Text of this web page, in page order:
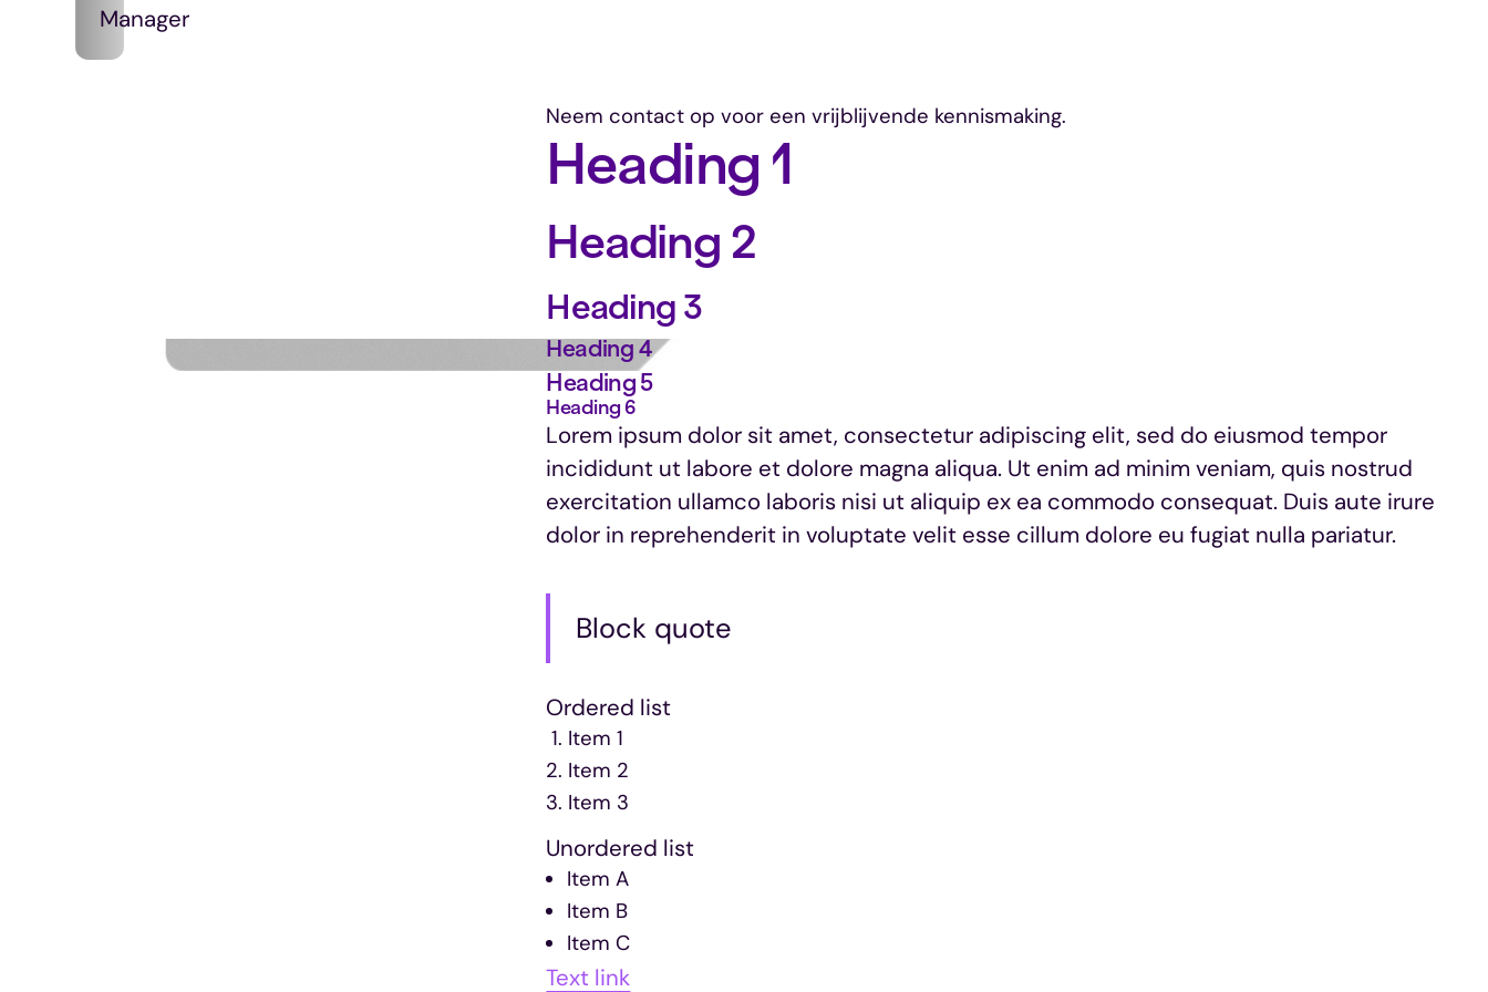
Manager
Neem contact op voor een vrijblijvende kennismaking.
Heading 1
Heading 2
Heading 3
Heading 4
Heading 5
Heading 6
Lorem ipsum dolor sit amet, consectetur adipiscing elit, sed do eiusmod tempor
incididunt ut labore et dolore magna aliqua. Ut enim ad minim veniam, quis nostrud
exercitation ullamco laboris nisi ut aliquip ex ea commodo consequat. Duis aute irure
dolor in reprehenderit in voluptate velit esse cillum dolore eu fugiat nulla pariatur.
Block quote
Ordered list
Item 1
Item 2
Item 3
Unordered list
Item A
Item B
Item C
Text link